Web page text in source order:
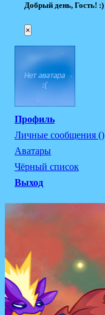
Добрый день, Гость! :)
×
Профиль
Личные сообщения ()
Аватары
Чёрный список
Выход